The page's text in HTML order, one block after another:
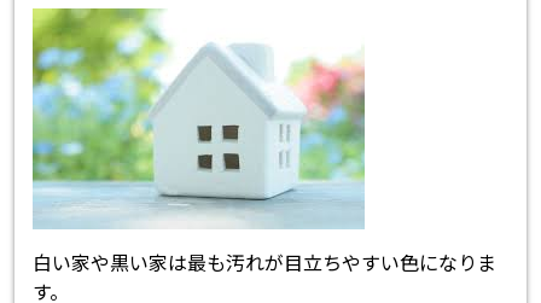
白い家や黒い家は最も汚れが目立ちやすい色になりま
す。